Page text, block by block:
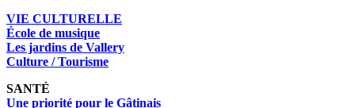
VIE CULTURELLE
École de musique
Les jardins de Vallery
Culture / Tourisme
SANTÉ
Une priorité pour le Gâtinais